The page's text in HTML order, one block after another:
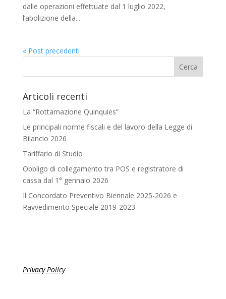
dalle operazioni effettuate dal 1 luglio 2022,
l’abolizione della...
« Post precedenti
Articoli recenti
La “Rottamazione Quinquies”
Le principali norme fiscali e del lavoro della Legge di
Bilancio 2026
Tariffario di Studio
Obbligo di collegamento tra POS e registratore di
cassa dal 1° gennaio 2026
Il Concordato Preventivo Biennale 2025-2026 e
Ravvedimento Speciale 2019-2023
Privacy Policy